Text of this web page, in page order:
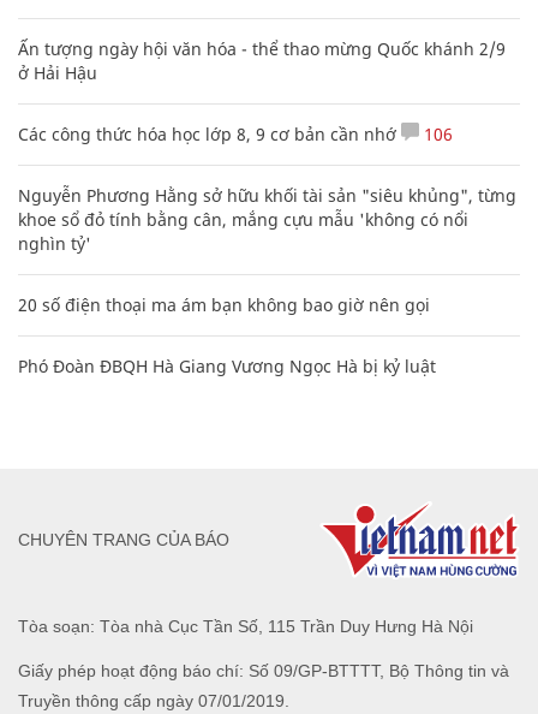
Ấn tượng ngày hội văn hóa - thể thao mừng Quốc khánh 2/9
ở Hải Hậu
Các công thức hóa học lớp 8, 9 cơ bản cần nhớ 106
Nguyễn Phương Hằng sở hữu khối tài sản "siêu khủng", từng
khoe sổ đỏ tính bằng cân, mắng cựu mẫu 'không có nổi
nghìn tỷ'
20 số điện thoại ma ám bạn không bao giờ nên gọi
Phó Đoàn ĐBQH Hà Giang Vương Ngọc Hà bị kỷ luật
Tòa soạn: Tòa nhà Cục Tần Số, 115 Trần Duy Hưng Hà Nội
Giấy phép hoạt động báo chí: Số 09/GP-BTTTT, Bộ Thông tin và
Truyền thông cấp ngày 07/01/2019.
CHUYÊN TRANG CỦA BÁO